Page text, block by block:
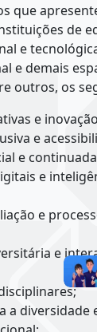
que
de
e
e demais
outros, os
e
e
e
e
e
e
a